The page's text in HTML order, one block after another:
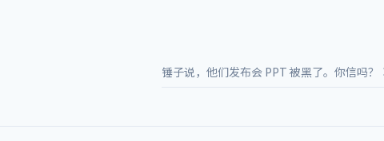
锤子说，他们发布会 PPT 被黑了。你信吗？